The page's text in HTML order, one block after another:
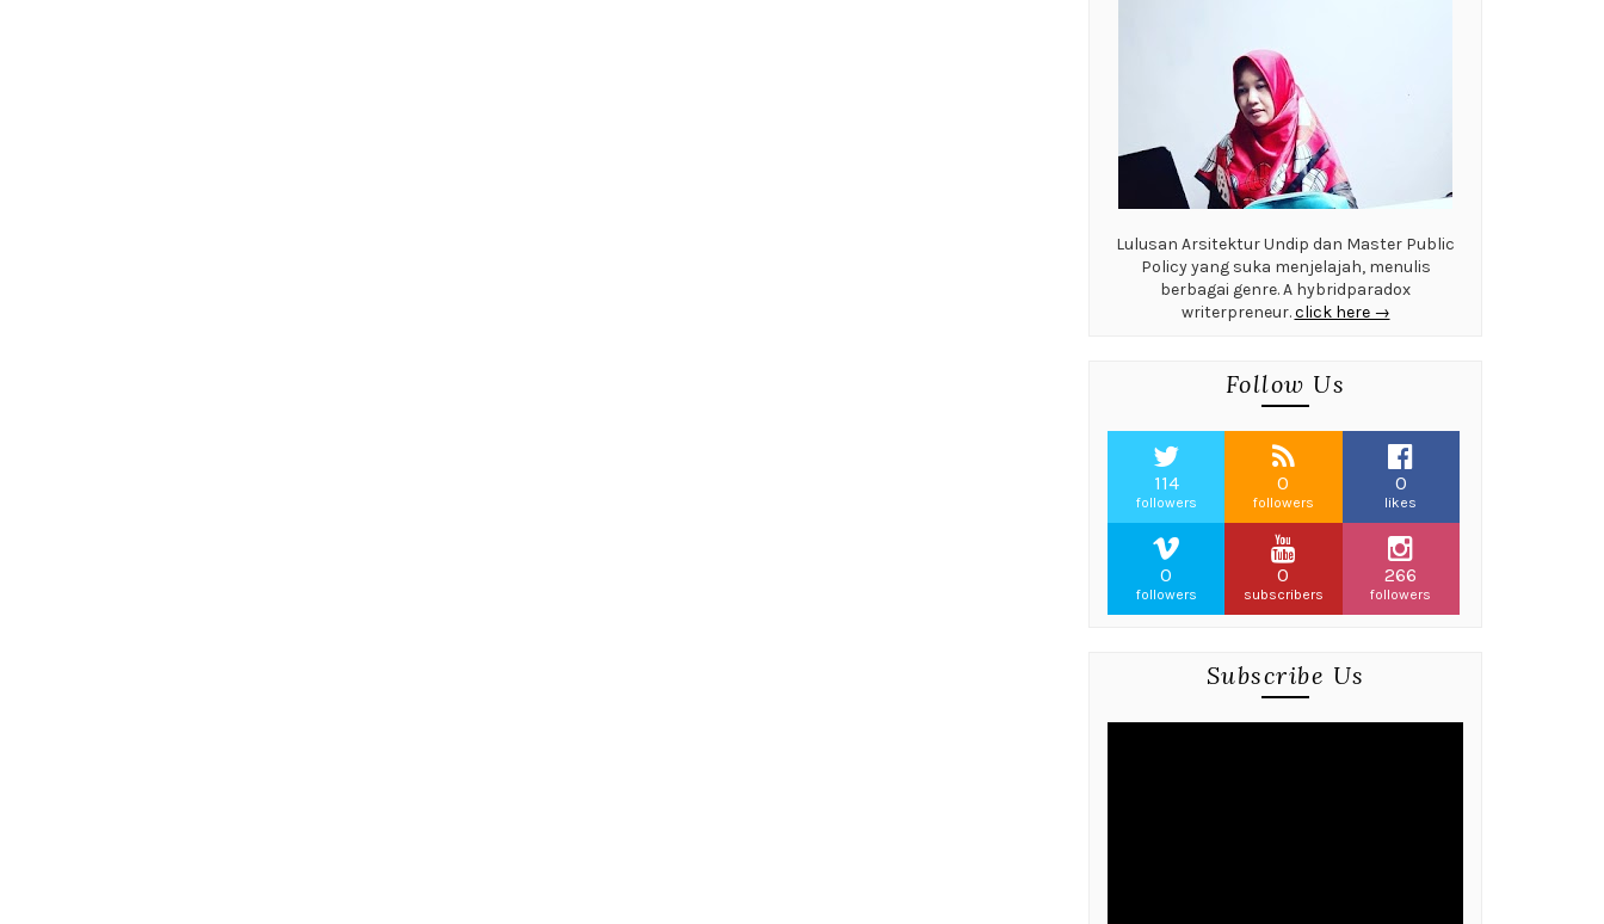
Lulusan Arsitektur Undip dan Master Public
Policy yang suka menjelajah, menulis
berbagai genre. A hybridparadox
writerpreneur.click here →
Follow Us
114
followers
0
followers
0
likes
0
followers
0
subscribers
266
followers
Subscribe Us